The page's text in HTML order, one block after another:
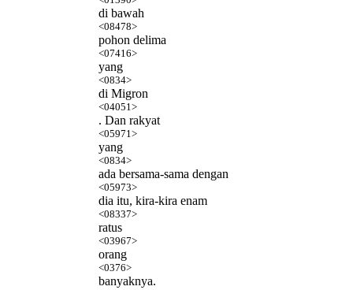
di bawah
<08478>
pohon delima
<07416>
yang
<0834>
di Migron
<04051>
. Dan rakyat
<05971>
yang
<0834>
ada bersama-sama dengan
<05973>
dia itu, kira-kira enam
<08337>
ratus
<03967>
orang
<0376>
banyaknya.